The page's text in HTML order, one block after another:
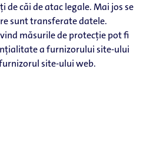
căi de atac legale. Mai jos se
sunt transferate datele.
măsurile de protecție pot fi
a furnizorului site-ului
site-ului web.